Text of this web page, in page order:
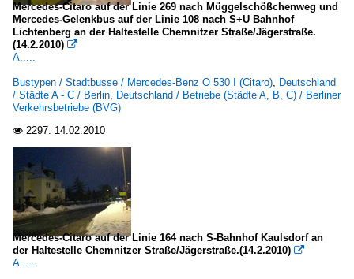
Mercedes-Citaro auf der Linie 269 nach Müggelschößchenweg und
Mercedes-Gelenkbus auf der Linie 108 nach S+U Bahnhof
Lichtenberg an der Haltestelle Chemnitzer Straße/Jägerstraße.
(14.2.2010) 
A.....
Bustypen / Stadtbusse / Mercedes-Benz O 530 I (Citaro), Deutschland
/ Städte A - C / Berlin, Deutschland / Betriebe (Städte A, B, C) / Berliner
Verkehrsbetriebe (BVG)
 2297. 14.02.2010
Mercedes-Citaro auf der Linie 164 nach S-Bahnhof Kaulsdorf an
der Haltestelle Chemnitzer Straße/Jägerstraße.(14.2.2010) 
A.....